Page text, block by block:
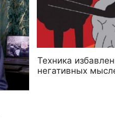
Техника
негативных